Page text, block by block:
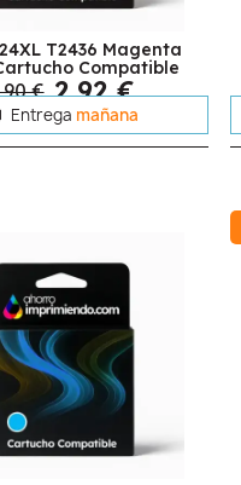
T2436 Magenta
Compatible
€ 2,92 €
Entrega mañana